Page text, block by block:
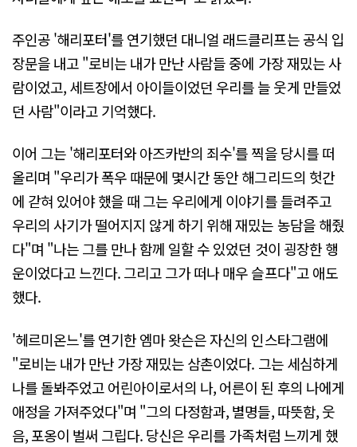
주인공 '해리포터'를 연기했던 대니얼 래드클리프는 공식 입
장문을 내고 "로비는 내가 만난 사람들 중에 가장 재밌는 사
람이었고, 세트장에서 아이들이었던 우리를 늘 웃게 만들었
던 사람"이라고 기억했다.
이어 그는 '해리포터와 아즈카반의 죄수'를 찍을 당시를 떠
올리며 "우리가 폭우 때문에 몇시간 동안 해그리드의 헛간
에 갇혀 있어야 했을 때 그는 우리에게 이야기를 들려주고
우리의 사기가 떨어지지 않게 하기 위해 재밌는 농담을 해줬
다"며 "나는 그를 만나 함께 일할 수 있었던 것이 굉장한 행
운이었다고 느낀다. 그리고 그가 떠나 매우 슬프다"고 애도
했다.
'헤르미온느'를 연기한 엠마 왓슨은 자신의 인스타그램에
"로비는 내가 만난 가장 재밌는 삼촌이었다. 그는 세심하게
나를 돌봐주었고 어린아이로서의 나, 어른이 된 후의 나에게
애정을 가져주었다"며 "그의 다정함과, 별명들, 따뜻함, 웃
음, 포옹이 벌써 그립다. 당신은 우리를 가족처럼 느끼게 했